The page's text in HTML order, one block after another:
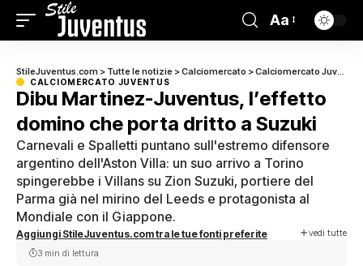
Aa
StileJuventus.com > Tutte le notizie >Calciomercato >Calciomercato Juventus
CALCIOMERCATO JUVENTUS
Dibu Martinez-Juventus, l’effetto
domino che porta dritto a Suzuki
Carnevali e Spalletti puntano sull'estremo difensore
argentino dell'Aston Villa: un suo arrivo a Torino
spingerebbe i Villans su Zion Suzuki, portiere del
Parma già nel mirino del Leeds e protagonista al
Mondiale con il Giappone.
Aggiungi StileJuventus.com tra le tue fonti preferite vedi tutte
3 min di lettura